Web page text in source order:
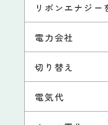
リボンエナジー
電力会社
切り替え
電気代